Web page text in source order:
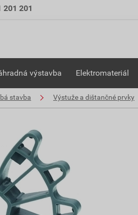
201 201
výstavba Elektromateriál
stavba Výstuže a dištančné prvky